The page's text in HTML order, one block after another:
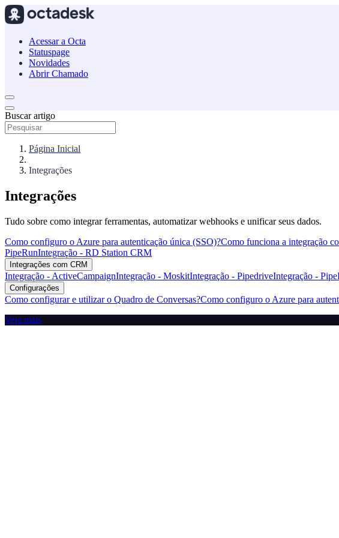
Acessar a Octa
Statuspage
Novidades
Abrir Chamado
Buscar artigo
Página Inicial
Integrações
Integrações
Tudo sobre como integrar ferramentas, automatizar webhooks e unificar seus dados.
Como configuro o Azure para autenticação única (SSO)?Como funciona a integração
PipeRunIntegração - RD Station CRM
Integrações com CRM
Integração - ActiveCampaignIntegração - MoskitIntegração - PipedriveIntegração -
Configurações
Como configurar e utilizar o Quadro de Conversas?Como configuro o Azure para
Veja mais